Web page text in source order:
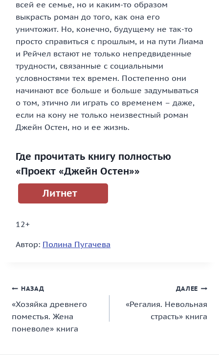
всей ее семье, но и каким-то образом
выкрасть роман до того, как она его
уничтожит. Но, конечно, будущему не так-то
просто справиться с прошлым, и на пути Лиама
и Рейчел встают не только непредвиденные
трудности, связанные с социальными
условностями тех времен. Постепенно они
начинают все больше и больше задумываться
о том, этично ли играть со временем – даже,
если на кону не только неизвестный роман
Джейн Остен, но и ее жизнь.
Где прочитать книгу полностью
«Проект «Джейн Остен»»
Литнет
12+
Автор: Полина Пугачева
Навигация
по
записям
НАЗАД
«Хозяйка древнего
поместья. Жена
поневоле» книга
ДАЛЕЕ
«Регалия. Невольная
страсть» книга